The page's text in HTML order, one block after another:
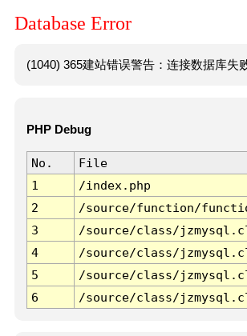
Database Error
(1040) 365建站错误警告：连接数据库失
PHP Debug
No. File
1
/index.php
2
/source/function/
3
/source/class/
4
/source/class/
5
/source/class/
6
/source/class/